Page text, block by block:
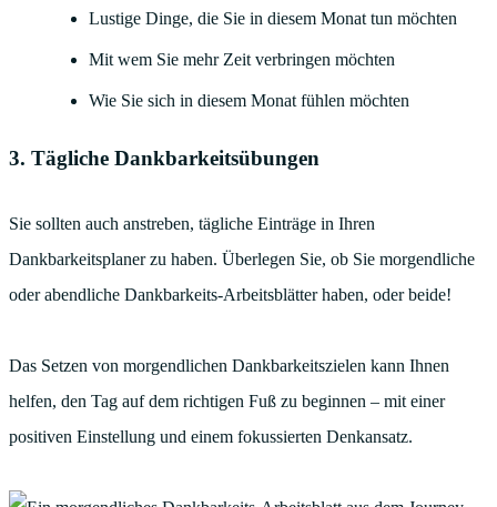
Lustige Dinge, die Sie in diesem Monat tun möchten
Mit wem Sie mehr Zeit verbringen möchten
Wie Sie sich in diesem Monat fühlen möchten
3. Tägliche Dankbarkeitsübungen
Sie sollten auch anstreben, tägliche Einträge in Ihren
Dankbarkeitsplaner zu haben. Überlegen Sie, ob Sie morgendliche
oder abendliche Dankbarkeits-Arbeitsblätter haben, oder beide!
Das Setzen von morgendlichen Dankbarkeitszielen kann Ihnen
helfen, den Tag auf dem richtigen Fuß zu beginnen – mit einer
positiven Einstellung und einem fokussierten Denkansatz.